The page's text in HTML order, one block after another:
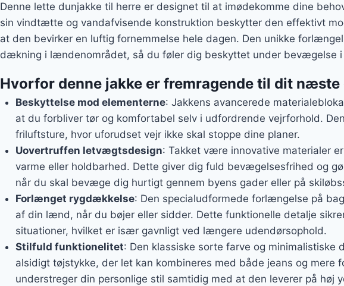
Denne lette dunjakke til herre er designet til at imødekomme dine
sin vindtætte og vandafvisende konstruktion beskytter den effektivt
at den bevirker en luftig fornemmelse hele dagen. Den unikke
dækning i lændenområdet, så du føler dig beskyttet under bevægelse i
Hvorfor denne jakke er fremragende til dit
Beskyttelse mod elementerne: Jakkens avancerede
at du forbliver tør og komfortabel selv i udfordrende vejrforhold.
friluftsture, hvor uforudset vejr ikke skal stoppe dine planer.
Uovertruffen letvægtsdesign: Takket være innovative materialer
varme eller holdbarhed. Dette giver dig fuld bevægelsesfrihed og
når du skal bevæge dig hurtigt gennem byens gader eller på
Forlænget rygdækkelse: Den specialudformede forlængelse på
af din lænd, når du bøjer eller sidder. Dette funktionelle detalje
situationer, hvilket er især gavnligt ved længere udendørsophold.
Stilfuld funktionelitet: Den klassiske sorte farve og minimalistiske
alsidigt tøjstykke, der let kan kombineres med både jeans og mere
understreger din personlige stil samtidig med at den leverer på høj